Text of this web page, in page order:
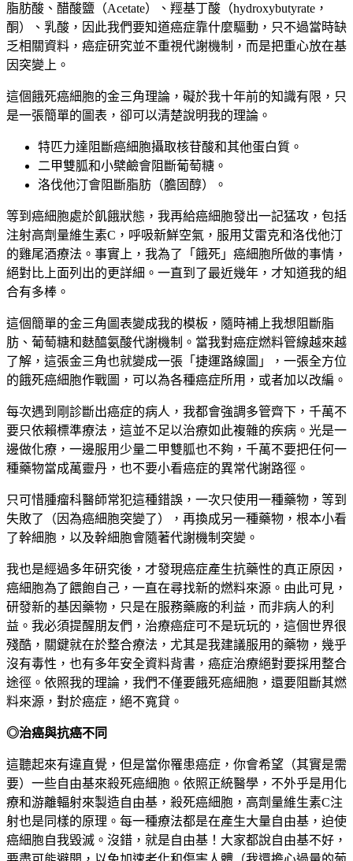
脂肪酸、醋酸鹽（Acetate）、羥基丁酸（hydroxybutyrate，
酮）、乳酸，因此我們要知道癌症靠什麼驅動，只不過當時缺
乏相關資料，癌症研究並不重視代謝機制，而是把重心放在基
因突變上。
這個餓死癌細胞的金三角理論，礙於我十年前的知識有限，只
是一張簡單的圖表，卻可以清楚說明我的理論。
特匹力達阻斷癌細胞攝取核苷酸和其他蛋白質。
二甲雙胍和小檗鹼會阻斷葡萄糖。
洛伐他汀會阻斷脂肪（膽固醇）。
等到癌細胞處於飢餓狀態，我再給癌細胞發出一記猛攻，包括
注射高劑量維生素C，呼吸新鮮空氣，服用艾雷克和洛伐他汀
的雞尾酒療法。事實上，我為了「餓死」癌細胞所做的事情，
絕對比上面列出的更詳細。一直到了最近幾年，才知道我的組
合有多棒。
這個簡單的金三角圖表變成我的模板，隨時補上我想阻斷脂
肪、葡萄糖和麩醯氨酸代謝機制。當我對癌症燃料管線越來越
了解，這張金三角也就變成一張「捷運路線圖」，一張全方位
的餓死癌細胞作戰圖，可以為各種癌症所用，或者加以改編。
每次遇到剛診斷出癌症的病人，我都會強調多管齊下，千萬不
要只依賴標準療法，這並不足以治療如此複雜的疾病。光是一
邊做化療，一邊服用少量二甲雙胍也不夠，千萬不要把任何一
種藥物當成萬靈丹，也不要小看癌症的異常代謝路徑。
只可惜腫瘤科醫師常犯這種錯誤，一次只使用一種藥物，等到
失敗了（因為癌細胞突變了），再換成另一種藥物，根本小看
了幹細胞，以及幹細胞會隨著代謝機制突變。
我也是經過多年研究後，才發現癌症產生抗藥性的真正原因，
癌細胞為了餵飽自己，一直在尋找新的燃料來源。由此可見，
研發新的基因藥物，只是在服務藥廠的利益，而非病人的利
益。我必須提醒朋友們，治療癌症可不是玩玩的，這個世界很
殘酷，關鍵就在於整合療法，尤其是我建議服用的藥物，幾乎
沒有毒性，也有多年安全資料背書，癌症治療絕對要採用整合
途徑。依照我的理論，我們不僅要餓死癌細胞，還要阻斷其燃
料來源，對於癌症，絕不寬貸。
◎治癌與抗癌不同
這聽起來有違直覺，但是當你罹患癌症，你會希望（其實是需
要）一些自由基來殺死癌細胞。依照正統醫學，不外乎是用化
療和游離輻射來製造自由基，殺死癌細胞，高劑量維生素C注
射也是同樣的原理。每一種療法都是在產生大量自由基，迫使
癌細胞自我毀滅。沒錯，就是自由基！大家都說自由基不好，